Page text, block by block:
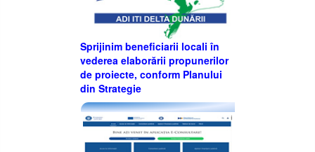
Sprijinim beneficiarii locali în
vederea elaborării propunerilor
de proiecte, conform Planului
din Strategie